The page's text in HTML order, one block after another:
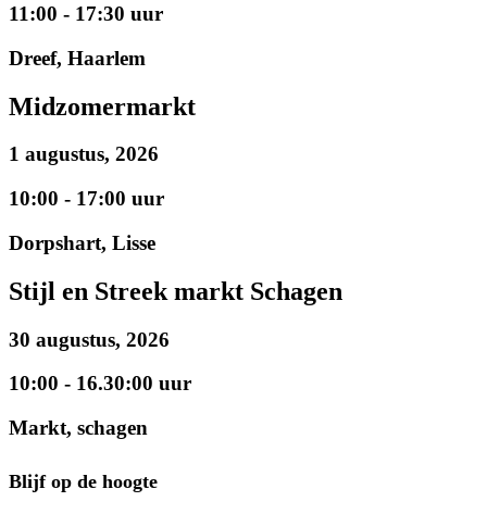
11:00 - 17:30 uur
Dreef, Haarlem
Midzomermarkt
1 augustus, 2026
10:00 - 17:00 uur
Dorpshart, Lisse
Stijl en Streek markt Schagen
30 augustus, 2026
10:00 - 16.30:00 uur
Markt, schagen
Blijf op de hoogte